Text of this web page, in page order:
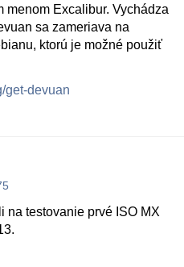
menom Excalibur. Vychádza
sa zameriava na
ktorú je možné použiť
get-devuan
na testovanie prvé ISO MX